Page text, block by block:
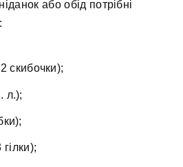
або обід потрібні
скибочки);
л.);